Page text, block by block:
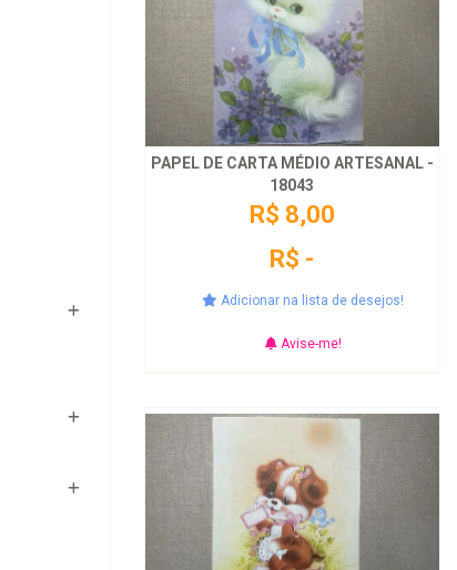
PAPEL DE CARTA MÉDIO ARTESANAL -
18043
R$ 8,00
R$ -
Adicionar na lista de desejos!
Avise-me!